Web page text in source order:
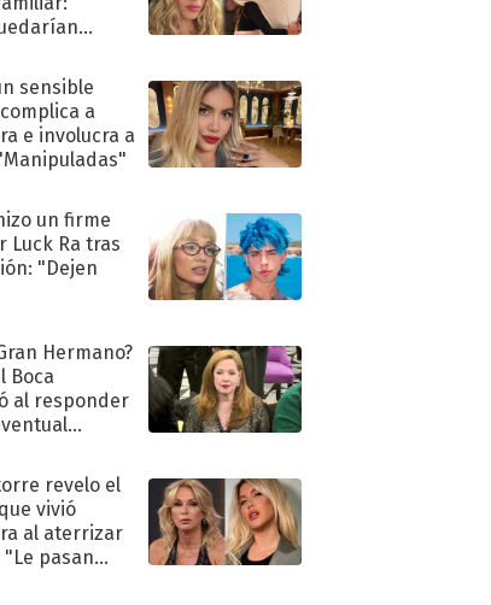
sensible
a
e involucra a
un firme
Luck Ra tras
"Dejen
Hermano?
Boca
al responder
revelo el
vivió
al aterrizar
pasan